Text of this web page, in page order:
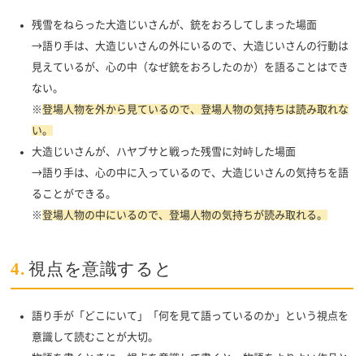
残雪をねらった大造じいさんが、銃をおろしてしまった場面
→語り手は、大造じいさんの外にいるので、大造じいさんの行動は
見えているが、心の中（なぜ銃をおろしたのか）を語ることはでき
ない。
※登場人物を外から見ているので、登場人物の気持ちは読み取れな
い。
大造じいさんが、ハヤブサと戦った残雪に対峙した場面
→語り手は、心の中に入っているので、大造じいさんの気持ちを語
ることができる。
※登場人物の中にいるので、登場人物の気持ちが読み取れる。
4. 視点を意識すると
語り手が「どこにいて」「何を見て語っているのか」という視点を
意識して読むことが大切。